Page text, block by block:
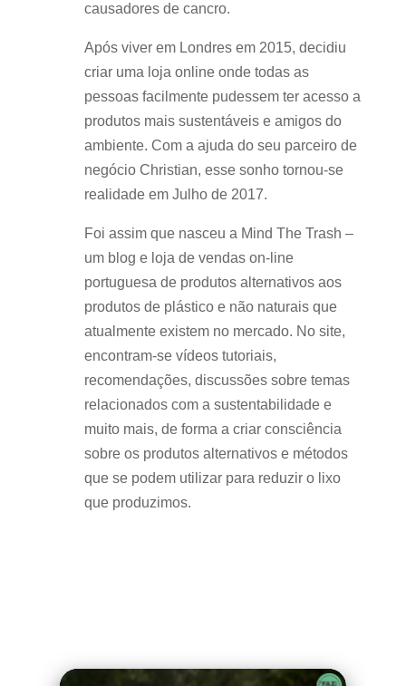
causadores de cancro.
Após viver em Londres em 2015, decidiu
criar uma loja online onde todas as
pessoas facilmente pudessem ter acesso a
produtos mais sustentáveis e amigos do
ambiente. Com a ajuda do seu parceiro de
negócio Christian, esse sonho tornou-se
realidade em Julho de 2017.
Foi assim que nasceu a Mind The Trash –
um blog e loja de vendas on-line
portuguesa de produtos alternativos aos
produtos de plástico e não naturais que
atualmente existem no mercado. No site,
encontram-se vídeos tutoriais,
recomendações, discussões sobre temas
relacionados com a sustentabilidade e
muito mais, de forma a criar consciência
sobre os produtos alternativos e métodos
que se podem utilizar para reduzir o lixo
que produzimos.